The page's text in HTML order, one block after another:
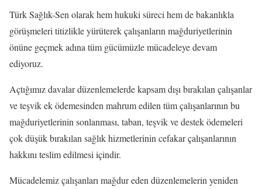
Türk Sağlık-Sen olarak hem hukuki süreci hem de bakanlıkla
görüşmeleri titizlikle yürüterek çalışanların mağduriyetlerinin
önüne geçmek adına tüm gücümüzle mücadeleye devam
ediyoruz.
Açtığımız davalar düzenlemelerde kapsam dışı bırakılan çalışanlar
ve teşvik ek ödemesinden mahrum edilen tüm çalışanlarının bu
mağduriyetlerinin sonlanması, taban, teşvik ve destek ödemeleri
çok düşük bırakılan sağlık hizmetlerinin cefakar çalışanlarının
hakkını teslim edilmesi içindir.
Mücadelemiz çalışanları mağdur eden düzenlemelerin yeniden